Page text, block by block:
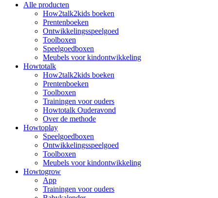
Alle producten
How2talk2kids boeken
Prentenboeken
Ontwikkelingsspeelgoed
Toolboxen
Speelgoedboxen
Meubels voor kindontwikkeling
Howtotalk
How2talk2kids boeken
Prentenboeken
Toolboxen
Trainingen voor ouders
Howtotalk Ouderavond
Over de methode
Howtoplay
Speelgoedboxen
Ontwikkelingsspeelgoed
Toolboxen
Meubels voor kindontwikkeling
Howtogrow
App
Trainingen voor ouders